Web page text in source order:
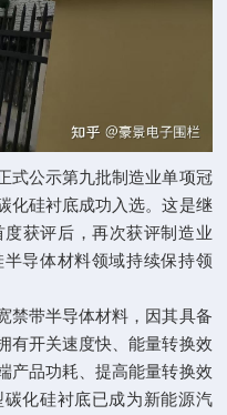
公示第九批制造业单项冠
化硅衬底成功入选。这是继
获评后，再次获评制造业
导体材料领域持续保持领
带半导体材料，因其具备
有开关速度快、能量转换效
产品功耗、提高能量转换效
化硅衬底已成为新能源汽